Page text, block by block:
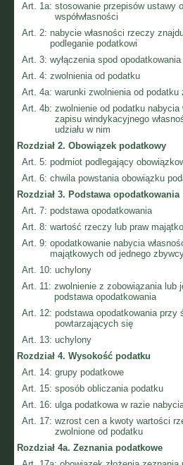
Art. 1a: stosowanie przepisów ustawy
współwłasności
Art. 2: nabycie własności rzeczy
podleganie podatkowi
Art. 3: wyłączenia spod opodatkowania
Art. 4: zwolnienia od podatku
Art. 4a: warunki zwolnienia od podatku
Art. 4b: zwolnienie od podatku
zapisu windykacyjnego
udziału w nim
Rozdział 2. Obowiązek podatkowy
Art. 5: podmiot podlegający
Art. 6: chwila powstania obowiązku
Rozdział 3. Podstawa opodatkowania
Art. 7: podstawa opodatkowania
Art. 8: wartość rzeczy lub praw
Art. 9: opodatkowanie nabycia
majątkowych od jednego
Art. 10: uchylony
Art. 11: zwolnienie z zobowiązania lub
podstawa opodatkowania
Art. 12: podstawa opodatkowania przy
powtarzających się
Art. 13: uchylony
Rozdział 4. Wysokość podatku
Art. 14: grupy podatkowe
Art. 15: sposób obliczania podatku
Art. 16: ulga podatkowa w razie
Art. 17: wzrost cen a kwoty wartości
zwolnione od podatku
Rozdział 4a. Zeznania podatkowe